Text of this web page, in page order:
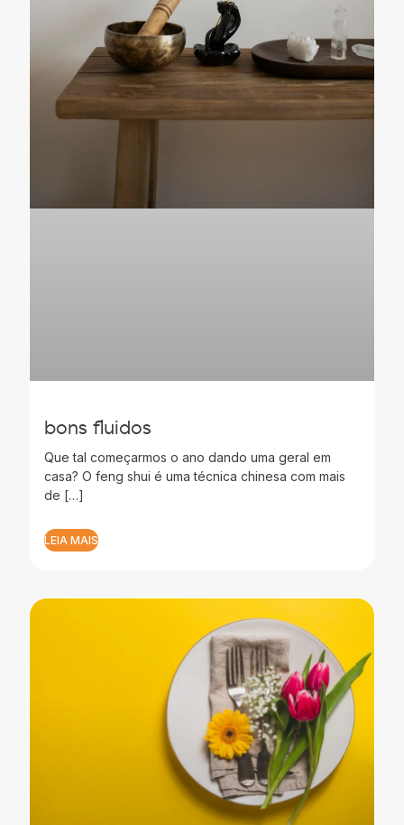
bons fluidos
Que tal começarmos o ano dando uma geral em
casa? O feng shui é uma técnica chinesa com mais
de […]
LEIA MAIS